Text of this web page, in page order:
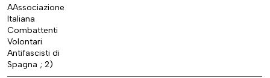
AAssociazione
Italiana
Combattenti
Volontari
Antifascisti di
Spagna ; 2)